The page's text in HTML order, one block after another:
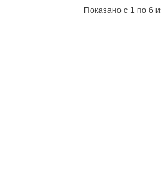
Показано с 1 по 6